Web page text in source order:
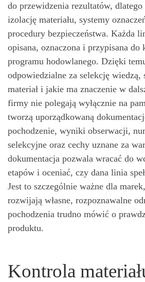
do przewidzenia rezultatów,
izolację materiału, systemy
procedury bezpieczeństwa. Każda
opisana, oznaczona i przypisana do
programu hodowlanego. Dzięki
odpowiedzialne za selekcję wiedzą,
materiał i jakie ma znaczenie w
firmy nie polegają wyłącznie na
tworzą uporządkowaną
pochodzenie, wyniki obserwacji,
selekcyjne oraz cechy uznane za
dokumentacja pozwala wracać do
etapów i oceniać, czy dana linia
Jest to szczególnie ważne dla
rozwijają własne, rozpoznawalne
pochodzenia trudno mówić o
produktu.
Kontrola